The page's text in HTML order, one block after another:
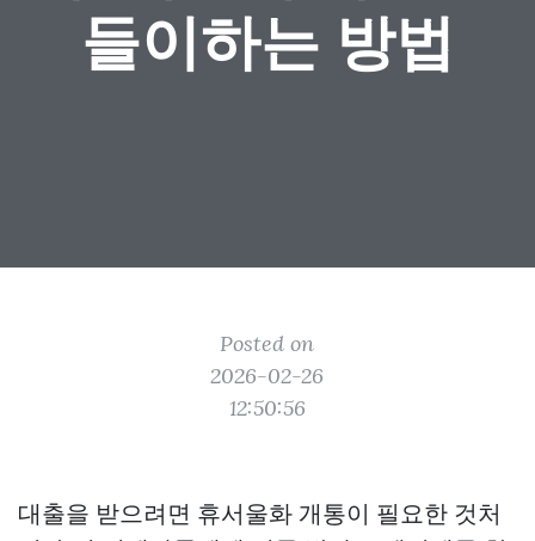
들이하는 방법
Posted on
2026-02-26
12:50:56
대출을 받으려면 휴서울화 개통이 필요한 것처